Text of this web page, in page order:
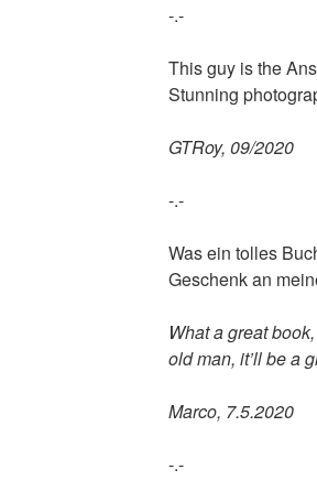
-.-
This guy is the
Stunning
GTRoy, 09/2020
-.-
Was ein tolles
Geschenk an
What a great
old man, it’ll be a
Marco, 7.5.2020
-.-